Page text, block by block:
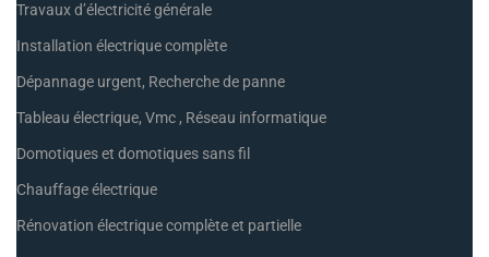
Travaux d’électricité générale
Installation électrique complète
Dépannage urgent, Recherche de panne
Tableau électrique, Vmc , Réseau informatique
Domotiques et domotiques sans fil
Chauffage électrique
Rénovation électrique complète et partielle